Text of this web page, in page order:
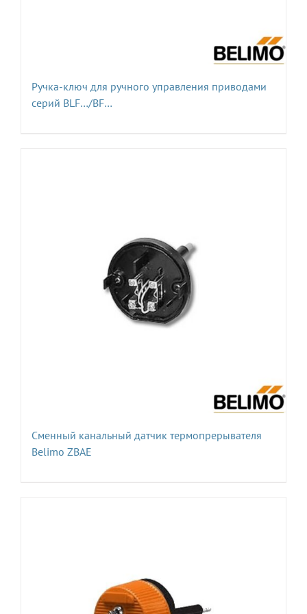
Ручка-ключ для ручного управления приводами
серий BLF…/BF…
Сменный канальный датчик термопрерывателя
Belimo ZBAE